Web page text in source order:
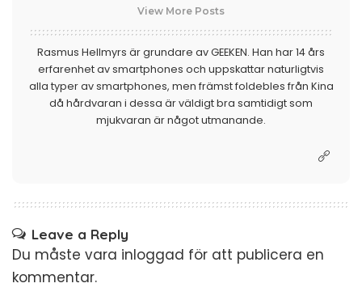
View More Posts
Rasmus Hellmyrs är grundare av GEEKEN. Han har 14 års
erfarenhet av smartphones och uppskattar naturligtvis
alla typer av smartphones, men främst foldebles från Kina
då hårdvaran i dessa är väldigt bra samtidigt som
mjukvaran är något utmanande.
Leave a Reply
Du måste vara inloggad för att publicera en
kommentar.